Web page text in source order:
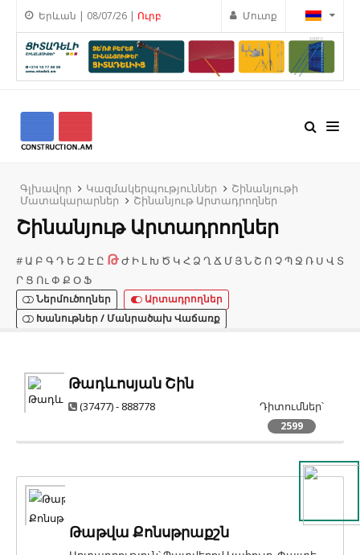
Մուտք
Երևան | 08/07/26 | Ուրբ
Գլխավոր Կազմակերպություններ
Շինանյութի
Մատակարարներ
Շինանյութ Արտադրողներ
Շինանյութ Արտադրողներ
# Ա Բ ԳԴ Ե Զ Է Ը ԹԺ Ի Լ Խ Ծ Կ Հ Ձ ՂՃ Մ ՅՆ Շ Ո ՉՊ Ջ Ռ Ս Վ Տ
Ր Ց ՈւՓ Ք ՕՖ
Ներմուծողներ
Արտադրողներ
Խանութներ / Մանրածախ Վաճառք
Թադևոսյան Շին
Դիտումներ՝
2599
(37477) - 888778
Թաթվա Քոնսթրաքշն